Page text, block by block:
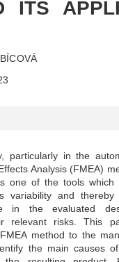
ITS
particularly in the
Analysis (FMEA)
one of the tools
variability and
in the evaluated
relevant risks. This
method to the
the main causes of